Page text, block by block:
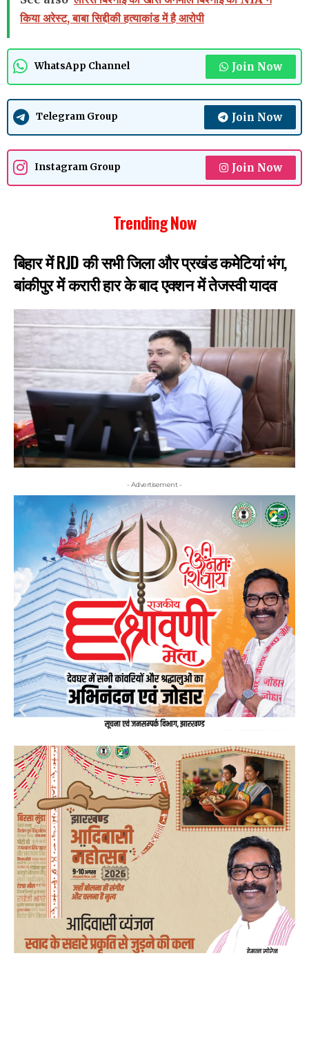
किया अरेस्ट, बाबा सिद्दीकी हत्याकांड में है आरोपी
WhatsApp Channel Join Now
Telegram Group Join Now
Instagram Group Join Now
Trending Now
बिहार में RJD की सभी जिला और प्रखंड कमेटियां भंग,
बांकीपुर में करारी हार के बाद एक्शन में तेजस्वी यादव
- Advertisement -